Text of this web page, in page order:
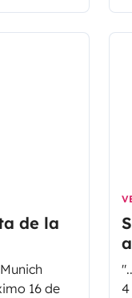
Y si
de la
16 de
4